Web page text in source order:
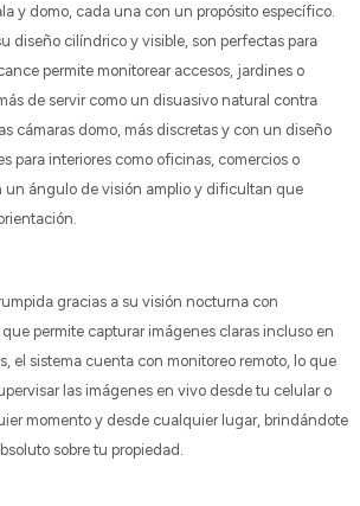
y domo, cada una con un propósito específico.
diseño cilíndrico y visible, son perfectas para
permite monitorear accesos, jardines o
de servir como un disuasivo natural contra
cámaras domo, más discretas y con un diseño
para interiores como oficinas, comercios o
un ángulo de visión amplio y dificultan que
gracias a su visión nocturna con
permite capturar imágenes claras incluso en
el sistema cuenta con monitoreo remoto, lo que
las imágenes en vivo desde tu celular o
momento y desde cualquier lugar, brindándote
sobre tu propiedad.